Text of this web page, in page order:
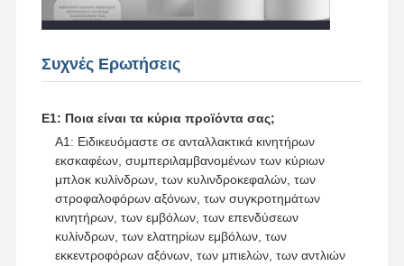
Εκσκαφείο
Συνέλευση στροβιλοσυμπιεστών
Άλλα μέρη κινητήρα
Ηλεκτρονικό σύστημα ελέγχου
Ηλεκτρικά εξαρτήματα κινητήρα
Συχνές Ερωτήσεις
Ε1: Ποια είναι τα κύρια προϊόντα σας;
Α1: Ειδικευόμαστε σε ανταλλακτικά κινητήρων
εκσκαφέων, συμπεριλαμβανομένων των κύριων
μπλοκ κυλίνδρων, των κυλινδροκεφαλών, των
στροφαλοφόρων αξόνων, των συγκροτημάτων
κινητήρων, των εμβόλων, των επενδύσεων
κυλίνδρων, των ελατηρίων εμβόλων, των
εκκεντροφόρων αξόνων, των μπιελών, των αντλιών